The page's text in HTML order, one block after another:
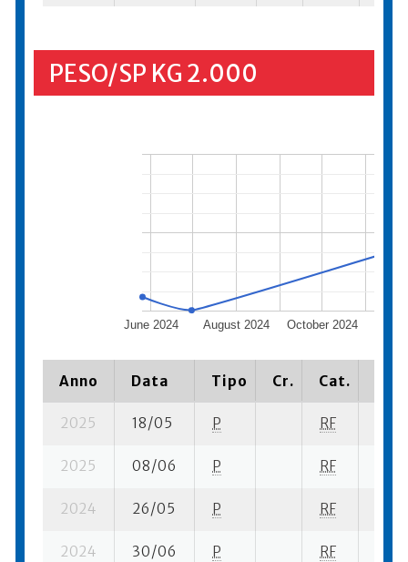
PESO/SP KG 2.000
June 2024 August 2024 October 2024
Anno Data Tipo Cr. Cat.
2025 18/05 P RF
2025 08/06 P RF
2024 26/05 P RF
2024 30/06 P RF